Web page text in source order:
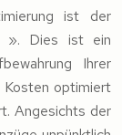
ist der
». Dies ist ein
Ihrer
Kosten optimiert
Angesichts der